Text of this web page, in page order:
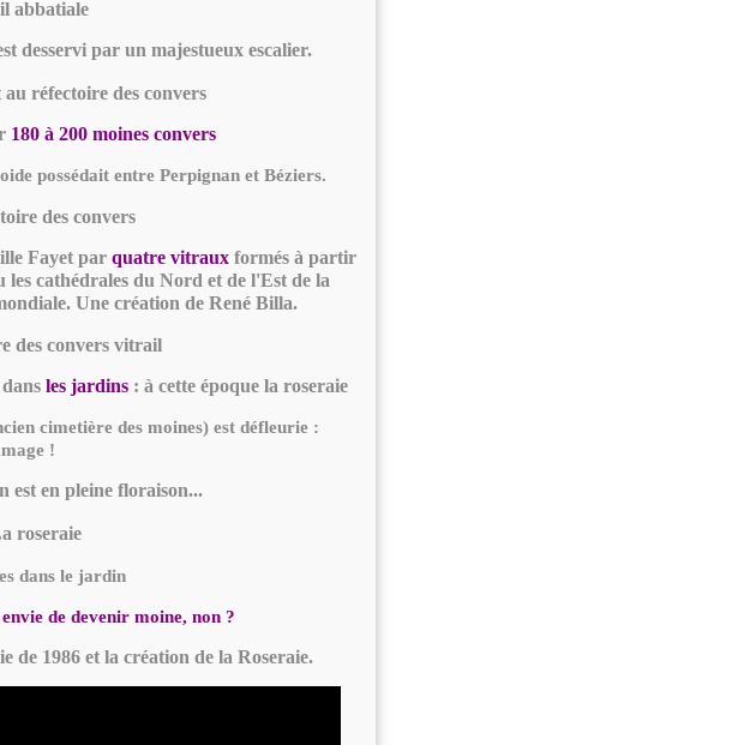
desservi par un majestueux escalier.
180 à 200 moines convers
possédait entre Perpignan et Béziers.
Fayet par quatre vitrauxformés à partir
les cathédrales du Nord et de l'Est de la
Une création de René Billa.
les jardins: à cette époque la roseraie
cimetière des moines) est défleurie :
!
est en pleine floraison...
de devenir moine, non ?
1986 et la création de la Roseraie.